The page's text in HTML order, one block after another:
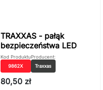
TRAXXAS - pałąk
bezpieczeństwa LED
Kod Produktu
9862X
Producent:
Traxxas
80,50 zł